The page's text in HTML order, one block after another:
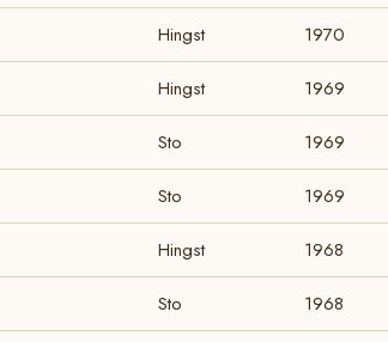
Hingst 1970
Hingst 1969
Sto 1969
Sto 1969
Hingst 1968
Sto 1968